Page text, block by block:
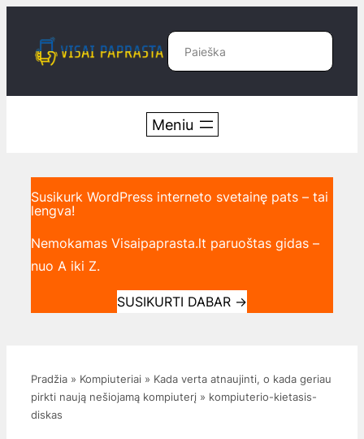
turinio
Paieška
Susikurk WordPress interneto svetainę pats – tai
lengva!
Nemokamas Visaipaprasta.lt paruoštas gidas –
nuo A iki Z.
SUSIKURTI DABAR →
Pradžia » Kompiuteriai » Kada verta atnaujinti, o kada geriau
pirkti naują nešiojamą kompiuterį » kompiuterio-kietasis-
diskas